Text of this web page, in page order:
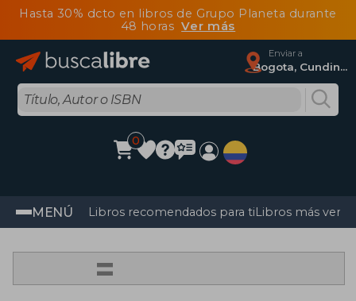
Hasta 30% dcto en libros de Grupo Planeta durante
48 horasVer más
Enviar a
Bogota, Cundinamarca
0
MENÚ Libros recomendados para tiLibros más
=